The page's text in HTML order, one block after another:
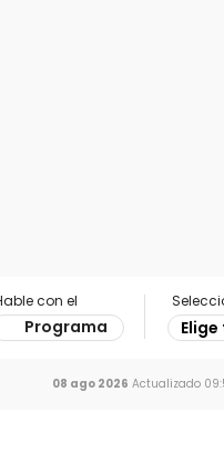
con el
Programa
08 ago 2026 Actualizado